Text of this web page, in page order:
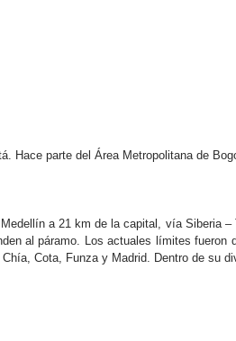
Hace parte del Área Metropolitana de
a 21 km de la capital, vía Siberia –
al páramo. Los actuales límites fueron
Cota, Funza y Madrid. Dentro de su